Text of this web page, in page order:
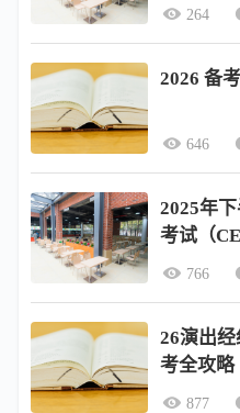
264
2026 备
646
2025年
考试（
766
26演出
考全攻略
877